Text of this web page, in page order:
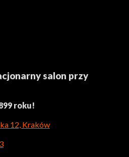
salon przy
roku!
12, Kraków